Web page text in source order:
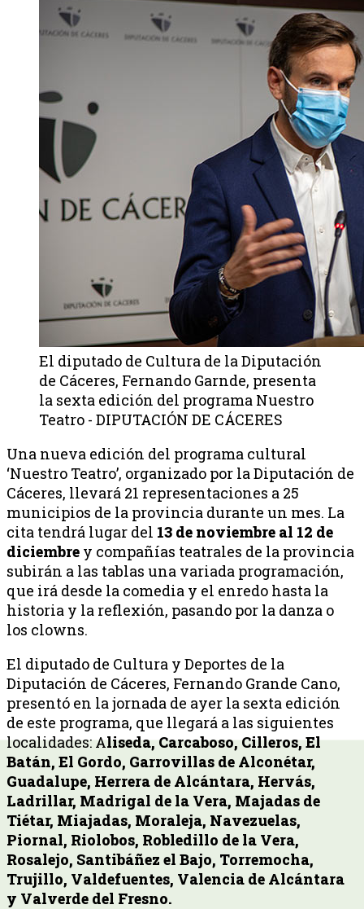
El diputado de Cultura de la Diputación
de Cáceres, Fernando Garnde, presenta
la sexta edición del programa Nuestro
Teatro - DIPUTACIÓN DE CÁCERES
Una nueva edición del programa cultural
‘Nuestro Teatro’, organizado por la Diputación de
Cáceres, llevará 21 representaciones a 25
municipios de la provincia durante un mes. La
cita tendrá lugar del 13 de noviembre al 12 de
diciembre y compañías teatrales de la provincia
subirán a las tablas una variada programación,
que irá desde la comedia y el enredo hasta la
historia y la reflexión, pasando por la danza o
los clowns.
El diputado de Cultura y Deportes de la
Diputación de Cáceres, Fernando Grande Cano,
presentó en la jornada de ayer la sexta edición
de este programa, que llegará a las siguientes
localidades: Aliseda, Carcaboso, Cilleros, El
Batán, El Gordo, Garrovillas de Alconétar,
Guadalupe, Herrera de Alcántara, Hervás,
Ladrillar, Madrigal de la Vera, Majadas de
Tiétar, Miajadas, Moraleja, Navezuelas,
Piornal, Riolobos, Robledillo de la Vera,
Rosalejo, Santibáñez el Bajo, Torremocha,
Trujillo, Valdefuentes, Valencia de Alcántara
y Valverde del Fresno.